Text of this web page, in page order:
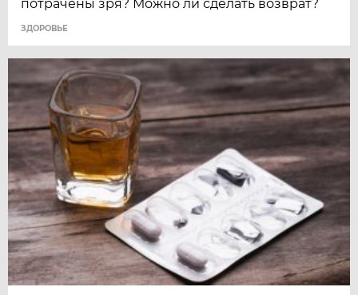
потрачены зря? Можно ли сделать возврат?
ЗДОРОВЬЕ